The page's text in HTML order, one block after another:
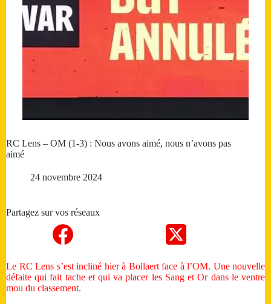
RC Lens – OM (1-3) : Nous avons aimé, nous n’avons pas
aimé
24 novembre 2024
Partagez sur vos réseaux
Le RC Lens s’est incliné hier à Bollaert face à l’OM. Une nouvelle
défaite qui fait tache et qui va placer les Sang et Or dans le ventre
mou du classement.